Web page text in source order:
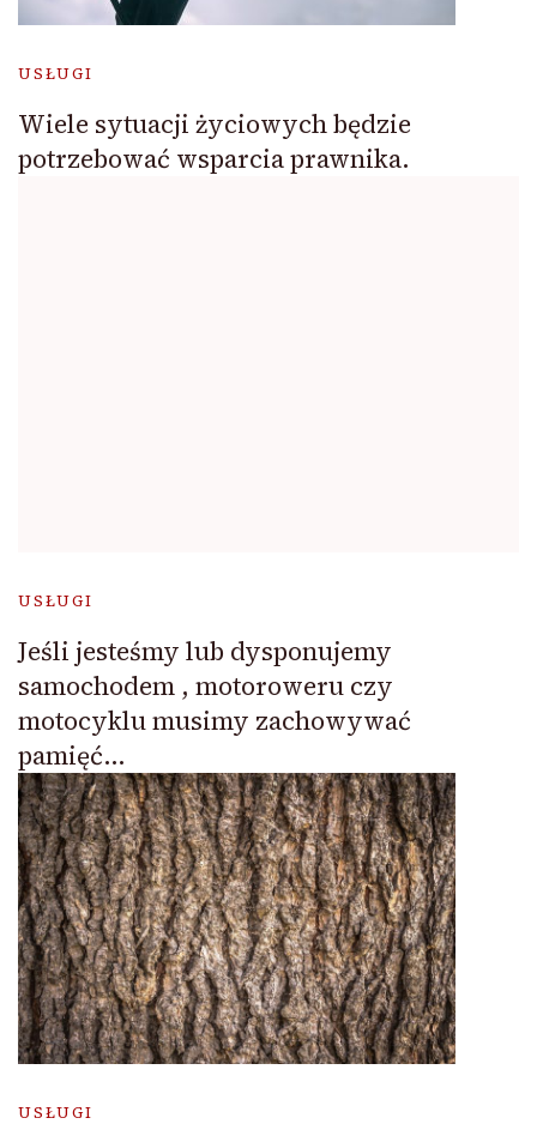
USŁUGI
Wiele sytuacji życiowych będzie
potrzebować wsparcia prawnika.
USŁUGI
Jeśli jesteśmy lub dysponujemy
samochodem , motoroweru czy
motocyklu musimy zachowywać
pamięć…
USŁUGI